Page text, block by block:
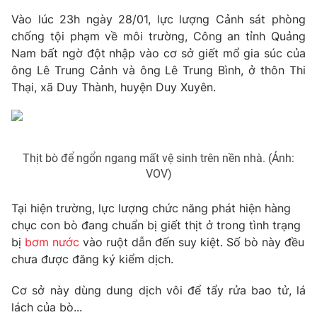
Tin tức
Thế giới đó đây
Câu chuyện quốc tế
Kinh tế
Tài chính
Thị trường
Góc doanh nghiệp
Dữ liệu và đời sống
Truyền hình
Phim VTV
Nhân vật
Khán giả
Giải sao mai
Giải trí
Âm nhạc
Sao
Đời sống
Du lịch
Làm đẹp
Chất lượng cuộc sống
Giáo dục
Học trực tuyến
Công nghệ
Hitech Công nghệ tương lai
Vào lúc 23h ngày 28/01, lực lượng Cảnh sát phòng
chống tội phạm về môi trường, Công an tỉnh Quảng
Nam bất ngờ đột nhập vào cơ sở giết mổ gia súc của
ông Lê Trung Cảnh và ông Lê Trung Bình, ở thôn Thi
Thại, xã Duy Thành, huyện Duy Xuyên.
Thịt bò để ngổn ngang mất vệ sinh trên nền nhà. (Ảnh:
VOV)
Tại hiện trường, lực lượng chức năng phát hiện hàng
chục con bò đang chuẩn bị giết thịt ở trong tình trạng
bị bơm nước vào ruột dẫn đến suy kiệt. Số bò này đều
chưa được đăng ký kiểm dịch.
Cơ sở này dùng dung dịch vôi để tẩy rửa bao tử, lá
lách của bò...